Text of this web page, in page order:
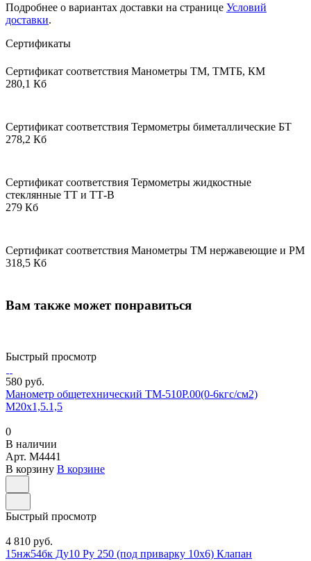
Подробнее о вариантах доставки на странице Условий
доставки.
Сертификаты
Сертификат соответствия Манометры ТМ, ТМТБ, КМ
280,1 Кб
Сертификат соответствия Термометры биметаллические БТ
278,2 Кб
Сертификат соответствия Термометры жидкостные
стеклянные ТТ и ТТ-В
279 Кб
Сертификат соответствия Манометры ТМ нержавеющие и РМ
318,5 Кб
Вам также может понравиться
Быстрый просмотр
580 руб.
Манометр общетехнический ТМ-510Р.00(0-6кгс/см2)
М20х1,5.1,5
0
В наличии
Арт. M4441
В корзину В корзине
Быстрый просмотр
4 810 руб.
15нж54бк Ду10 Ру 250 (под приварку 10х6) Клапан